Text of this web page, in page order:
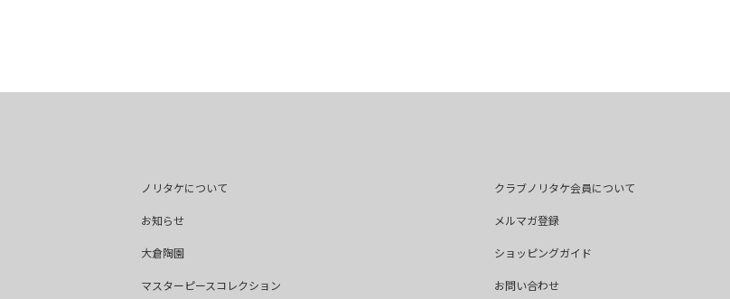
ノリタケについて
お知らせ
大倉陶園
マスターピースコレクション
クラブノリタケ会員について
メルマガ登録
ショッピングガイド
お問い合わせ